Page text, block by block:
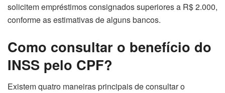
solicitem empréstimos consignados superiores a R$ 2.000,
conforme as estimativas de alguns bancos.
Como consultar o benefício do
INSS pelo CPF?
Existem quatro maneiras principais de consultar o